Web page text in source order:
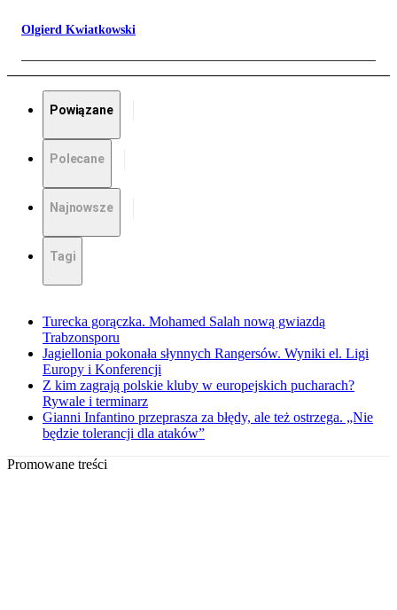
Olgierd Kwiatkowski
Powiązane
Polecane
Najnowsze
Tagi
Turecka gorączka. Mohamed Salah nową gwiazdą
Trabzonsporu
Jagiellonia pokonała słynnych Rangersów. Wyniki el. Ligi
Europy i Konferencji
Z kim zagrają polskie kluby w europejskich pucharach?
Rywale i terminarz
Gianni Infantino przeprasza za błędy, ale też ostrzega. „Nie
będzie tolerancji dla ataków”
Promowane treści